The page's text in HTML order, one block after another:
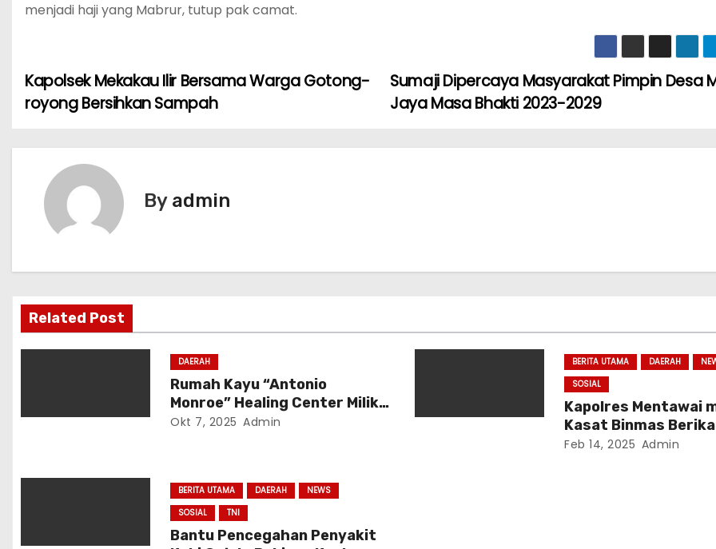
menjadi haji yang Mabrur, tutup pak camat.
N
v
i
p
s
Sumaji Dipercaya Masyarakat Pimpin Desa
Jaya Masa Bhakti 2023-2029
Kapolsek Mekakau Ilir Bersama Warga Gotong-
royong Bersihkan Sampah
By admin
Related Post
DAERAH
Rumah Kayu “Antonio
Monroe” Healing Center Milik
Ketum DPP GPP Antonius
Okt 7, 2025 Admin
BERITA UTAMA DAERAH
SOSIAL
Kapolres Mentawai
Kasat Binmas
Dukungan Ketahanan
Feb 14, 2025 Admin
BERITA UTAMA DAERAH
NEWS
SOSIAL
TNI
Bantu Pencegahan Penyakit